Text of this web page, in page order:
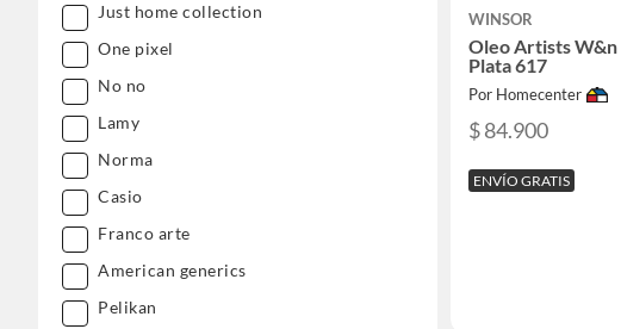
Just home collection
One pixel
No no
Lamy
Norma
Casio
Franco arte
American generics
Pelikan
WINSOR
Oleo Artists W&n
Plata 617
Por Homecenter
$ 84.900
ENVÍO GRATIS